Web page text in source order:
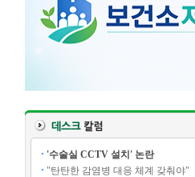
'수술실 CCTV 설치' 논란
"탄탄한 감염병 대응 체계 갖춰야"